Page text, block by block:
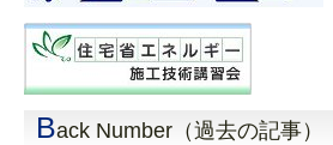
Back Number（過去の記事）